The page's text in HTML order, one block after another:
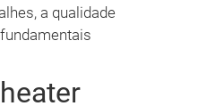
a qualidade